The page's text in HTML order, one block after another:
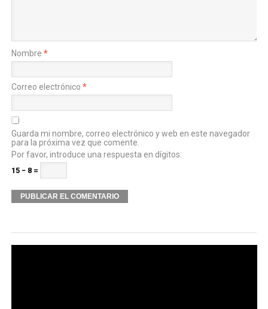
Nombre *
Correo electrónico *
Guarda mi nombre, correo electrónico y web en este navegador
para la próxima vez que comente.
Por favor, introduce una respuesta en dígitos:
15 − 8 =